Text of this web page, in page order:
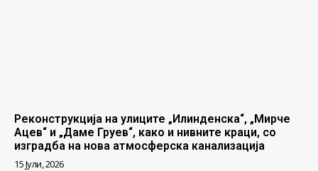
Реконструкција на улиците „Илинденска“, „Мирче
Ацев“ и „Даме Груев“, како и нивните краци, со
изградба на нова атмосферска канализација
15 Јули, 2026